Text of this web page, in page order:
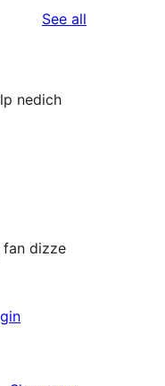
See all
nedich
dizze